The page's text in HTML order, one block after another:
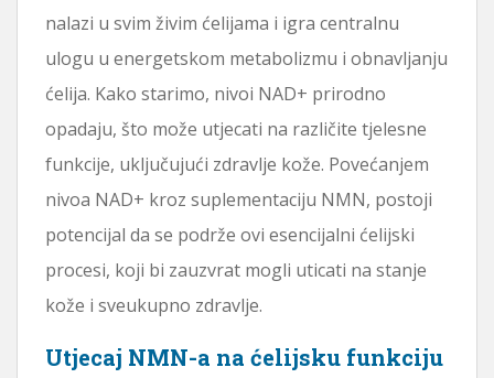
nalazi u svim živim ćelijama i igra centralnu
ulogu u energetskom metabolizmu i obnavljanju
ćelija. Kako starimo, nivoi NAD+ prirodno
opadaju, što može utjecati na različite tjelesne
funkcije, uključujući zdravlje kože. Povećanjem
nivoa NAD+ kroz suplementaciju NMN, postoji
potencijal da se podrže ovi esencijalni ćelijski
procesi, koji bi zauzvrat mogli uticati na stanje
kože i sveukupno zdravlje.
Utjecaj NMN-a na ćelijsku funkciju